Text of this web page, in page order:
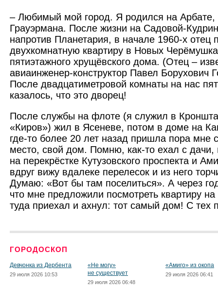
– Любимый мой город. Я родился на
Грауэрмана. После жизни на Садовой-
напротив Планетария, в начале 1960-х отец
двухкомнатную квартиру в Новых
пятиэтажного хрущёвского дома. (Отец –
авиаинженер-конструктор Павел Борухович
После двадцатиметровой комнаты на нас
казалось, что это дворец!
После службы на флоте (я служил в
«Киров») жил в Ясеневе, потом в доме на
где-то более 20 лет назад пришла пора мне
место, свой дом. Помню, как-то ехал с дачи,
на перекрёстке Кутузовского проспекта и
вдруг вижу вдалеке перелесок и из него
Думаю: «Вот бы там поселиться». А через
что мне предложили посмотреть квартиру
туда приехал и ахнул: тот самый дом! С тех
ГОРОДОСКОП
Девчонка из Дербента
29 июля 2026 10:53
«Не могу»
не существует
29 июля 2026 06:48
«Амиго» из окопа
29 июля 2026 06:41